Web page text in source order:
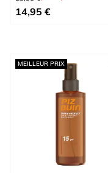
Prix spécial
14,95 €
MEILLEUR PRIX